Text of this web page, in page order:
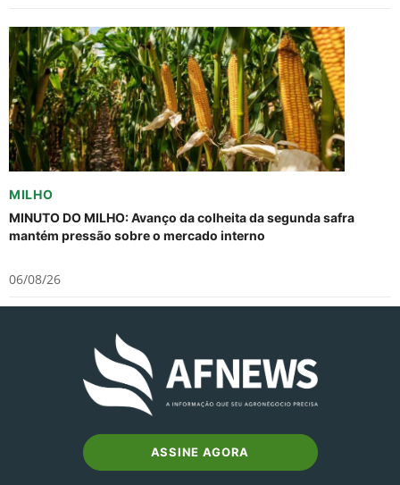
MILHO
MINUTO DO MILHO: Avanço da colheita da segunda safra
mantém pressão sobre o mercado interno
06/08/26
ASSINE AGORA